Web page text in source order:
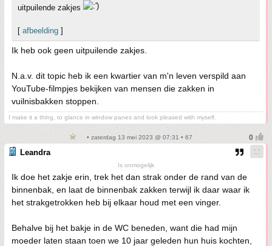
uitpuilende zakjes
[ afbeelding ]
Ik heb ook geen uitpuilende zakjes.
N.a.v. dit topic heb ik een kwartier van m'n leven verspild aan
YouTube-filmpjes bekijken van mensen die zakken in
vuilnisbakken stoppen.
I make it a thing, to glance in window panes and look pleased with myself.
• zaterdag 13 mei 2023 @ 07:31 • 67
Leandra
Is onmogelijk
Ik doe het zakje erin, trek het dan strak onder de rand van de
binnenbak, en laat de binnenbak zakken terwijl ik daar waar ik
het strakgetrokken heb bij elkaar houd met een vinger.
Behalve bij het bakje in de WC beneden, want die had mijn
moeder laten staan toen we 10 jaar geleden hun huis kochten,